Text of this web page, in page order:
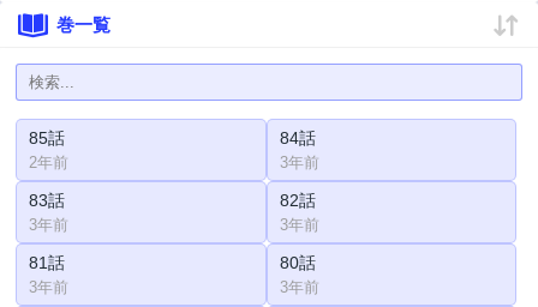
巻一覧
85話
2年前
84話
3年前
83話
3年前
82話
3年前
81話
3年前
80話
3年前